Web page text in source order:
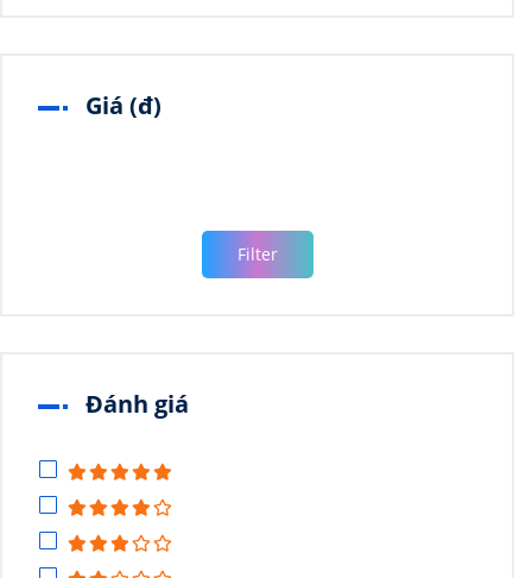
Giá (đ)
Filter
Đánh giá